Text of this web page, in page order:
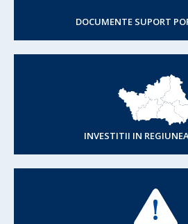
DOCUMENTE SUPORT
INVESTITII IN